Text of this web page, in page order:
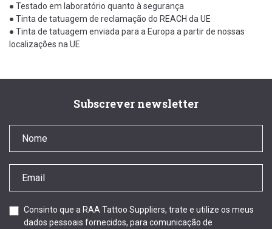
● Testado em laboratório quanto à segurança
● Tinta de tatuagem de reclamação do REACH da UE
● Tinta de tatuagem enviada para a Europa a partir de nossas
localizações na UE
Subscrever newsletter
Consinto que a RAA Tattoo Suppliers, trate e utilize os meus
dados pessoais fornecidos, para comunicação de